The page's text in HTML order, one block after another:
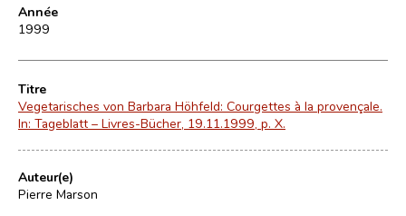
Année
1999
Titre
Vegetarisches von Barbara Höhfeld: Courgettes à la provençale.
In: Tageblatt – Livres-Bücher, 19.11.1999, p. X.
Auteur(e)
Pierre Marson